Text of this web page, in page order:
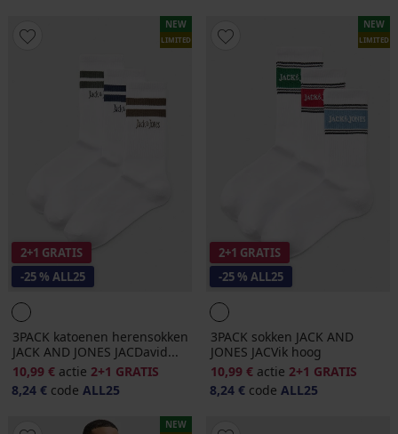
NEW
LIMITED
2+1 GRATIS
-25 % ALL25
3PACK katoenen herensokken
JACK AND JONES JACDavid...
10,99 € actie 2+1 GRATIS
8,24 € code ALL25
NEW
LIMITED
2+1 GRATIS
-25 % ALL25
3PACK sokken JACK AND
JONES JACVik hoog
10,99 € actie 2+1 GRATIS
8,24 € code ALL25
NEW